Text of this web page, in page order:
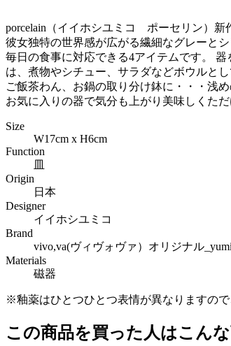
porcelain（イイホシユミコ ポーセリン）新
彼女独特の世界感が広がる繊細なグレーと
毎日の食事に対応できる4アイテムです。
は、煮物やシチュー、サラダなどボウルと
ご飯茶わん、お鍋の取り分け鉢に・・・浅
お気に入りの器で気分も上がり美味しくただ
Size
W17cm x H6cm
Function
皿
Origin
日本
Designer
イイホシユミコ
Brand
vivo,va(ヴィヴォヴァ）オリジナル
Materials
磁器
※釉薬はひとつひとつ表情が異なりますので
この商品を買った人はこん